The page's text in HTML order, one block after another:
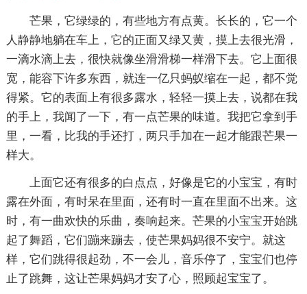
芒果，它绿绿的，有些地方有点黄。长长的，它一个
人静静地躺在车上，它的正面又绿又黄，摸上去很光滑，
一滴水滴上去，很快就像坐滑滑梯一样滑下去。它上面很
宽，能容下许多东西，就连一亿只蚂蚁缩在一起，都不觉
得紧。它的表面上有很多露水，轻轻一摸上去，说都在我
的手上，我闻了一下，有一点芒果的味道。我把它拿到手
里，一看，比我的手还打，两只手加在一起才能跟芒果一
样大。
上面它还有很多的白点点，好像是它的小宝宝，有时
露在外面，有时呆在里面，还有时一直在里面不出来。这
时，有一曲欢快的乐曲，奏响起来。芒果的小宝宝开始跳
起了舞蹈，它们蹦来蹦去，使芒果妈妈很不安宁。就这
样，它们跳得很起劲，不一会儿，音乐停了，宝宝们也停
止了跳舞，这让芒果妈妈才安了心，照顾起宝宝了。